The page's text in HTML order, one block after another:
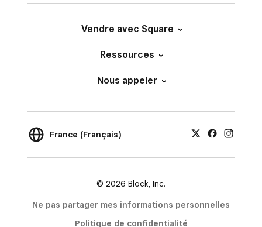
Vendre avec Square
Ressources
Nous appeler
France (Français)
© 2026 Block, Inc.
Ne pas partager mes informations personnelles
Politique de confidentialité